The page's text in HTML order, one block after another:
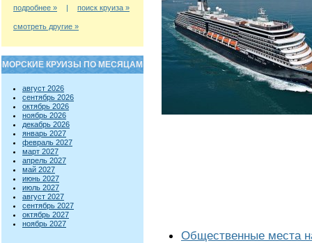
Общественные места
подробнее » | поиск круиза »
смотреть другие »
МОРСКИЕ КРУИЗЫ ПО МЕСЯЦАМ
август 2026
сентябрь 2026
октябрь 2026
ноябрь 2026
декабрь 2026
январь 2027
февраль 2027
март 2027
апрель 2027
май 2027
июнь 2027
июль 2027
август 2027
сентябрь 2027
октябрь 2027
ноябрь 2027